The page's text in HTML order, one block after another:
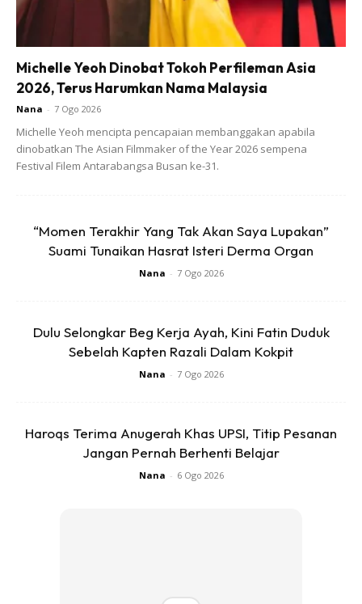
3 cwn tpnug gndum
1 biji telursdikt garam
Penyediaan:
Ads
Michelle Yeoh Dinobat Tokoh Perfileman Asia
2026, Terus Harumkan Nama Malaysia
Nana - 7 Ogo 2026
Michelle Yeoh mencipta pencapaian membanggakan apabila
dinobatkan The Asian Filmmaker of the Year 2026 sempena
Festival Filem Antarabangsa Busan ke-31.
“Momen Terakhir Yang Tak Akan Saya Lupakan”
Suami Tunaikan Hasrat Isteri Derma Organ
Nana - 7 Ogo 2026
Dulu Selongkar Beg Kerja Ayah, Kini Fatin Duduk
Sebelah Kapten Razali Dalam Kokpit
Nana - 7 Ogo 2026
Haroqs Terima Anugerah Khas UPSI, Titip Pesanan
Jangan Pernah Berhenti Belajar
Nana - 6 Ogo 2026